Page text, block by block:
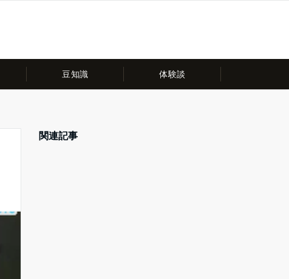
豆知識 体験談
関連記事